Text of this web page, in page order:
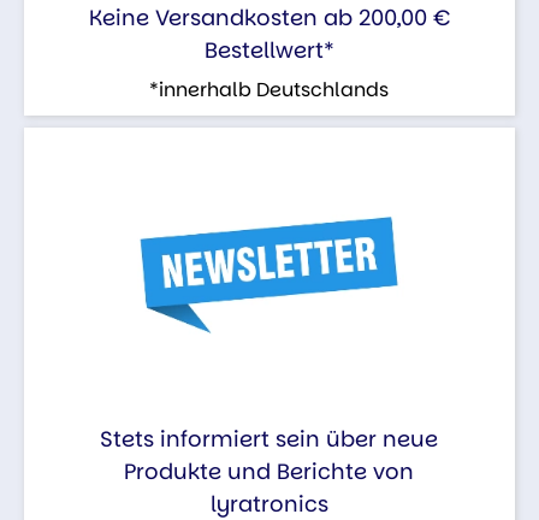
Keine Versandkosten ab 200,00 €
Bestellwert*
*innerhalb Deutschlands
Stets informiert sein über neue
Produkte und Berichte von
lyratronics